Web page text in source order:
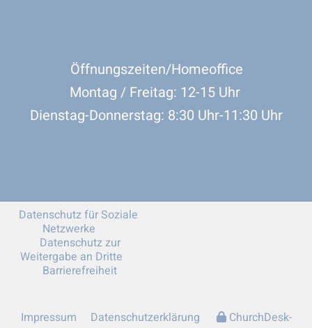
Öffnungszeiten/Homeoffice
Montag / Freitag: 12-15 Uhr
Dienstag-Donnerstag: 8:30 Uhr-11:30 Uhr
Datenschutz für Soziale
Netzwerke
Datenschutz zur
Weitergabe an Dritte
Barrierefreiheit
Impressum Datenschutzerklärung ChurchDesk-